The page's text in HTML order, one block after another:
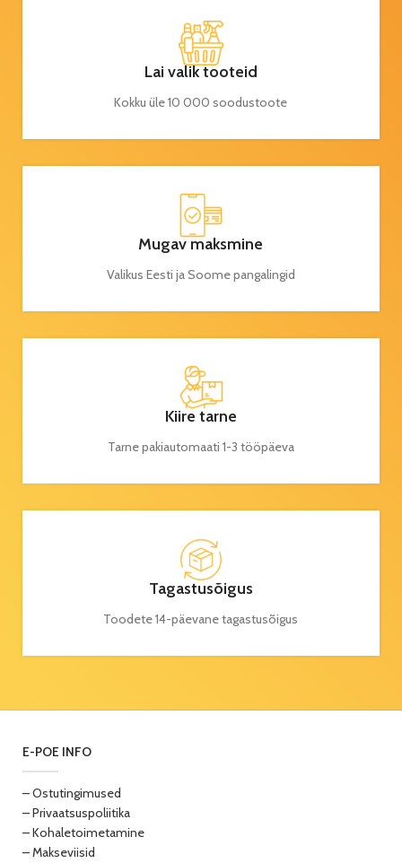
Lai valik tooteid
Kokku üle 10 000 soodustoote
Mugav maksmine
Valikus Eesti ja Soome pangalingid
Kiire tarne
Tarne pakiautomaati 1-3 tööpäeva
Tagastusõigus
Toodete 14-päevane tagastusõigus
E-POE INFO
– Ostutingimused
– Privaatsuspoliitika
– Kohaletoimetamine
– Makseviisid